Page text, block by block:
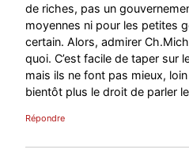
de riches, pas un
moyennes ni pour les petites
certain. Alors, admirer
quoi. C’est facile de taper sur
mais ils ne font pas mieux,
bientôt plus le droit de parler
Répondre